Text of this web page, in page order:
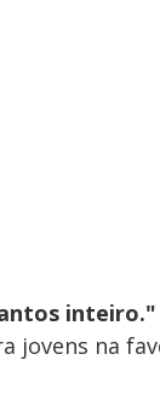
inteiro."
jovens na